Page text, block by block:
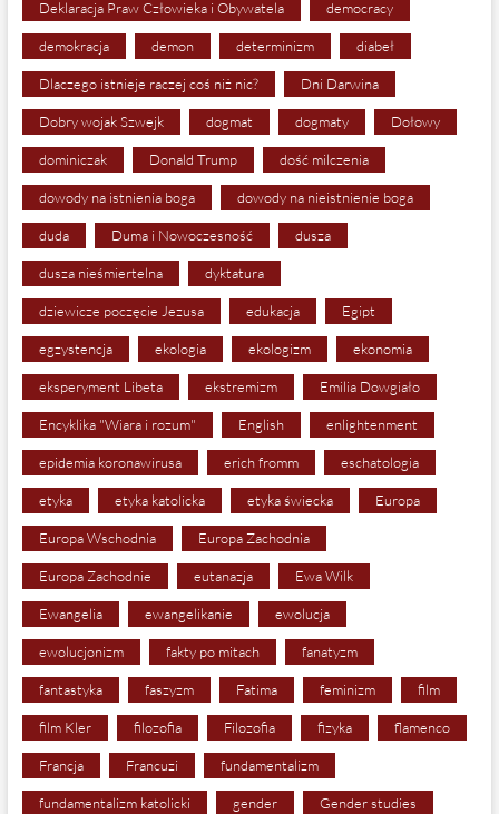
Deklaracja Praw Człowieka i Obywatela democracy
demokracja demon determinizm diabeł
Dlaczego istnieje raczej coś niż nic? Dni Darwina
Dobry wojak Szwejk dogmat dogmaty Dołowy
dominiczak Donald Trump dość milczenia
dowody na istnienia boga dowody na nieistnienie boga
duda Duma i Nowoczesność dusza
dusza nieśmiertelna dyktatura
dziewicze poczęcie Jezusa edukacja Egipt
egzystencja ekologia ekologizm ekonomia
eksperyment Libeta ekstremizm Emilia Dowgiało
Encyklika "Wiara i rozum" English enlightenment
epidemia koronawirusa erich fromm eschatologia
etyka etyka katolicka etyka świecka Europa
Europa Wschodnia Europa Zachodnia
Europa Zachodnie eutanazja Ewa Wilk
Ewangelia ewangelikanie ewolucja
ewolucjonizm fakty po mitach fanatyzm
fantastyka faszyzm Fatima feminizm film
film Kler filozofia Filozofia fizyka flamenco
Francja Francuzi fundamentalizm
fundamentalizm katolicki gender Gender studies